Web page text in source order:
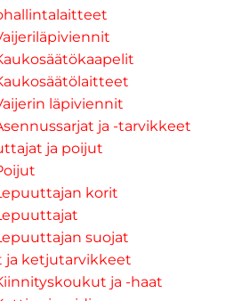
läpiviennit
ja -tarvikkeet
ja poijut
korit
suojat
ja ketjutarvikkeet
ja -haat